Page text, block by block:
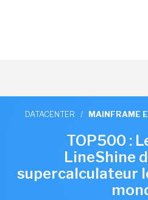
DATACENTER / MAINFRAME
TOP500 :
LineShine
supercalculateur